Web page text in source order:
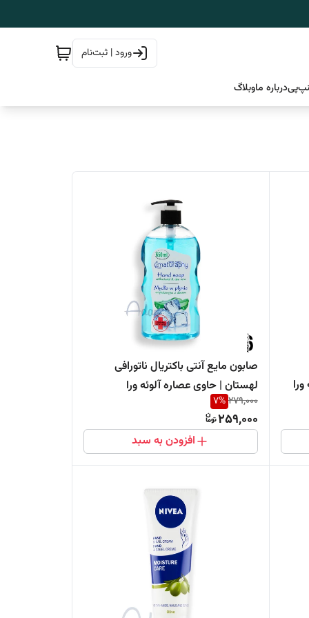
ورود | ثبت‌نام
درباره ماوبلاگ
صابون مایع آنتی باکتریال ناتورافی
لهستان | حاوی عصاره آلوئه ورا
279,000
7%
259,000
افزودن به سبد